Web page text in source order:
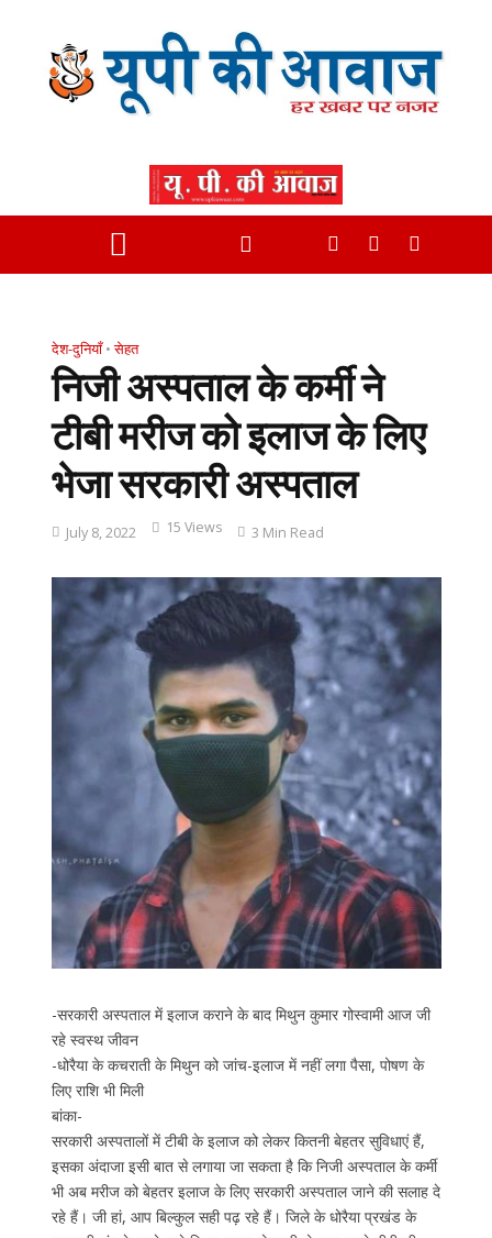
देश-दुनियाँ • सेहत
निजी अस्पताल के कर्मी ने
टीबी मरीज को इलाज के लिए
भेजा सरकारी अस्पताल
July 8, 2022 15 Views 3 Min Read
-सरकारी अस्पताल में इलाज कराने के बाद मिथुन कुमार गोस्वामी आज जी
रहे स्वस्थ जीवन
-धोरैया के कचराती के मिथुन को जांच-इलाज में नहीं लगा पैसा, पोषण के
लिए राशि भी मिली
बांका-
सरकारी अस्पतालों में टीबी के इलाज को लेकर कितनी बेहतर सुविधाएं हैं,
इसका अंदाजा इसी बात से लगाया जा सकता है कि निजी अस्पताल के कर्मी
भी अब मरीज को बेहतर इलाज के लिए सरकारी अस्पताल जाने की सलाह दे
रहे हैं। जी हां, आप बिल्कुल सही पढ़ रहे हैं। जिले के धोरैया प्रखंड के